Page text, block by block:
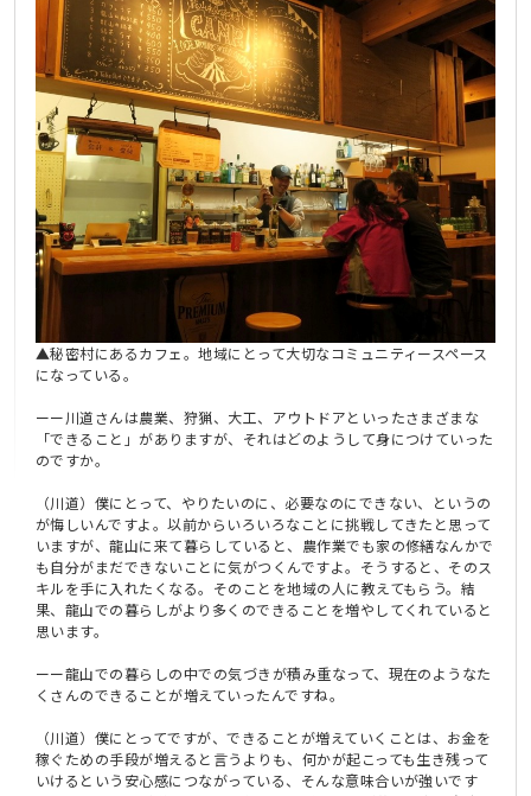
▲秘密村にあるカフェ。地域にとって大切なコミュニティースペース
になっている。
ーー川道さんは農業、狩猟、大工、アウトドアといったさまざまな
「できること」がありますが、それはどのようして身につけていった
のですか。
（川道）僕にとって、やりたいのに、必要なのにできない、というの
が悔しいんですよ。以前からいろいろなことに挑戦してきたと思って
いますが、龍山に来て暮らしていると、農作業でも家の修繕なんかで
も自分がまだできないことに気がつくんですよ。そうすると、そのス
キルを手に入れたくなる。そのことを地域の人に教えてもらう。結
果、龍山での暮らしがより多くのできることを増やしてくれていると
思います。
ーー龍山での暮らしの中での気づきが積み重なって、現在のようなた
くさんのできることが増えていったんですね。
（川道）僕にとってですが、できることが増えていくことは、お金を
稼ぐための手段が増えると言うよりも、何かが起こっても生き残って
いけるという安心感につながっている、そんな意味合いが強いです